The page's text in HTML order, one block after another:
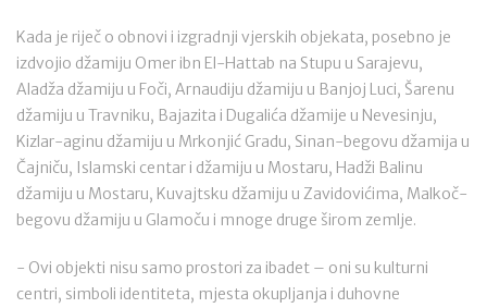
Kada je riječ o obnovi i izgradnji vjerskih objekata, posebno je
izdvojio džamiju Omer ibn El-Hattab na Stupu u Sarajevu,
Aladža džamiju u Foči, Arnaudiju džamiju u Banjoj Luci, Šarenu
džamiju u Travniku, Bajazita i Dugalića džamije u Nevesinju,
Kizlar-aginu džamiju u Mrkonjić Gradu, Sinan-begovu džamija u
Čajniču, Islamski centar i džamiju u Mostaru, Hadži Balinu
džamiju u Mostaru, Kuvajtsku džamiju u Zavidovićima, Malkoč-
begovu džamiju u Glamoču i mnoge druge širom zemlje.
- Ovi objekti nisu samo prostori za ibadet – oni su kulturni
centri, simboli identiteta, mjesta okupljanja i duhovne